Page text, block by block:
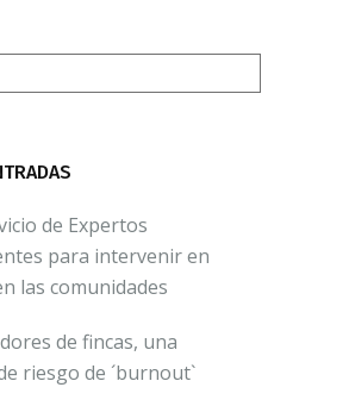
de Expertos
para intervenir en
las comunidades
de fincas, una
riesgo de ´burnout`